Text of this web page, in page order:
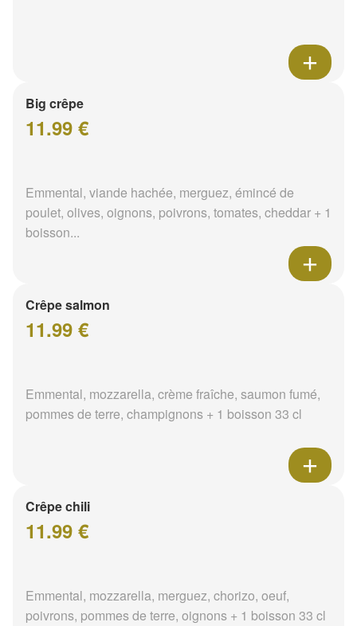
Big crêpe
11.99 €
Emmental, viande hachée, merguez, émincé de
poulet, olives, oignons, poivrons, tomates, cheddar + 1
boisson...
Crêpe salmon
11.99 €
Emmental, mozzarella, crème fraîche, saumon fumé,
pommes de terre, champignons + 1 boisson 33 cl
Crêpe chili
11.99 €
Emmental, mozzarella, merguez, chorizo, oeuf,
poivrons, pommes de terre, oignons + 1 boisson 33 cl